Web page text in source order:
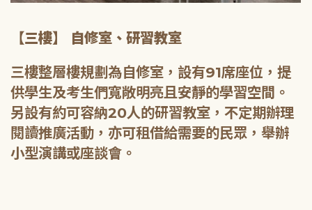
【三樓】 自修室、研習教室
三樓整層樓規劃為自修室，設有91席座位，提
供學生及考生們寬敞明亮且安靜的學習空間。
另設有約可容納20人的研習教室，不定期辦理
閱讀推廣活動，亦可租借給需要的民眾，舉辦
小型演講或座談會。